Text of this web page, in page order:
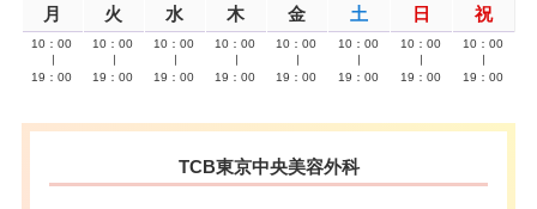
月 火 水 木 金 土 日 祝
10：00
19：00
10：00
19：00
10：00
19：00
10：00
19：00
10：00
19：00
10：00
19：00
10：00
19：00
10：00
19：00
TCB東京中央美容外科